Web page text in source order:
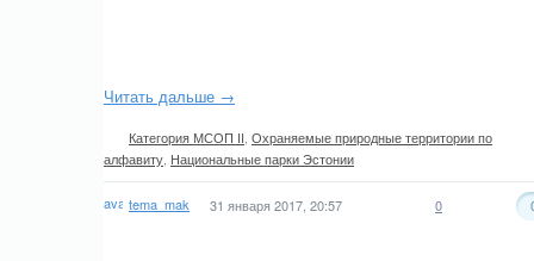
Читать дальше →
Категория МСОП II Охраняемые природные территории по
алфавиту Национальные парки Эстонии
tema_mak 31 января 2017, 20:57 0